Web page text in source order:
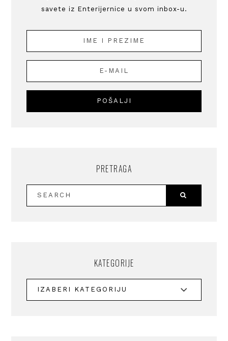
savete iz Enterijernice u svom inbox-u.
PRETRAGA
KATEGORIJE